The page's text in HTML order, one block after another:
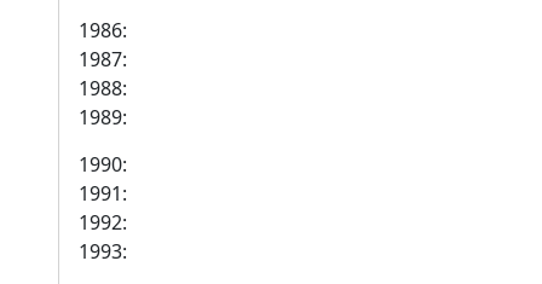
1986:
1987:
1988:
1989:
1990:
1991:
1992:
1993: